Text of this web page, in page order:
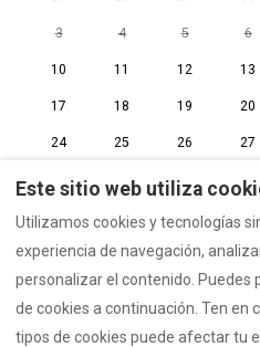
3 4 5 6
10 11 12 13
17 18 19 20
24 25 26 27
3
Contacto imprimir
Este sitio web utiliza
Utilizamos cookies y tecnologías
experiencia de navegación,
personalizar el contenido.
de cookies a continuación. Ten en
tipos de cookies puede afectar tu